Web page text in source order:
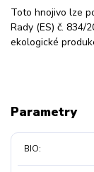
Toto hnojivo lze
Rady (ES) č. 834/
ekologické
Parametry
BIO